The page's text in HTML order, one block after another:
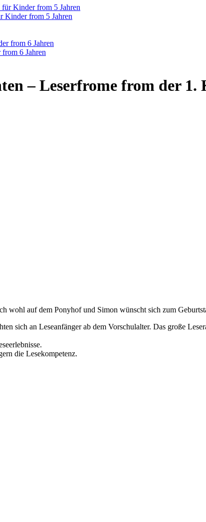
Kinder from 5 Jahren
6 Jahren
– Leserfrome from der 1.
wohl auf dem Ponyhof und Simon wünscht sich zum
sich an Leseanfänger ab dem Vorschulalter. Das große
die Lesekompetenz.